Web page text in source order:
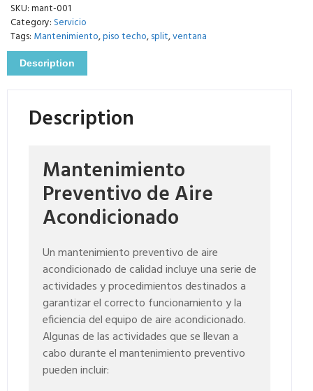
SKU:mant-001
Category: Servicio
Tags: Mantenimiento,piso techo,split,ventana
Description
Description
Mantenimiento
Preventivo de Aire
Acondicionado
Un mantenimiento preventivo de aire
acondicionado de calidad incluye una serie de
actividades y procedimientos destinados a
garantizar el correcto funcionamiento y la
eficiencia del equipo de aire acondicionado.
Algunas de las actividades que se llevan a
cabo durante el mantenimiento preventivo
pueden incluir: